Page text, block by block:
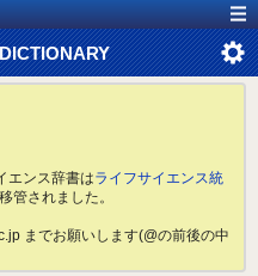
エンス辞書はライフサイエンス統
管されました。
までお願いします(@の前後の中